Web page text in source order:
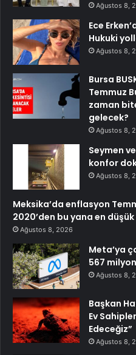
Ağustos 8,
Ece
Hukuki
Ağustos 8,
Bursa
Temmuz
zaman
gelecek?
Ağustos 8,
Seymen
konfor
Ağustos 8,
Meksika’da enflasyon
2020’den bu yana en
Ağustos 8, 2026
Meta’ya
567
Ağustos 8,
Başkan
Ev
Edeceğiz”
Ağustos 8,